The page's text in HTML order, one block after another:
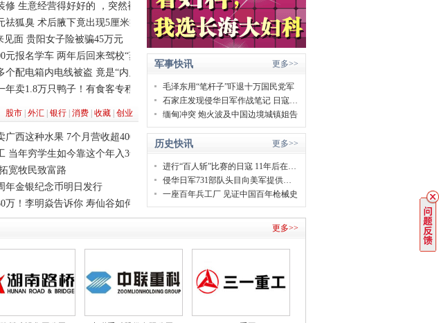
更多>>
军事快讯
毛泽东用“笔杆子”吓退十万国民党军
石家庄发现侵华日军作战笔记 日寇使用毒气弹被明确记录
缅甸冲突 炮火波及中国边境城镇姐告
更多>>
历史快讯
进行“百人斩”比赛的日寇 11年后在南京被枪决！
侵华日军731部队头目向美军提供的笔供首次公开
一座百年兵工厂 见证中国百年枪械史
修 生意经营得好好的 ，突然被通知不能做
祛狐臭 术后腋下竟出现5厘米疤痕
见面 贵阳女子险被骗45万元
元报名学车 两年后回来驾校“蒸发”
个配电箱内电线被盗 竟是“内鬼”？
年卖1.8万只鸭子！有食客专程从上海赶来解馋
股市 外汇 银行 消费 收藏 创业
广西这种水果 7个月营收超4000万
当年穷学生如今靠这个年入3千万
宽牧民致富路
年金银纪念币明日发行
万！李明焱告诉你 寿仙谷如何三产融合带动共同富裕
更多>>